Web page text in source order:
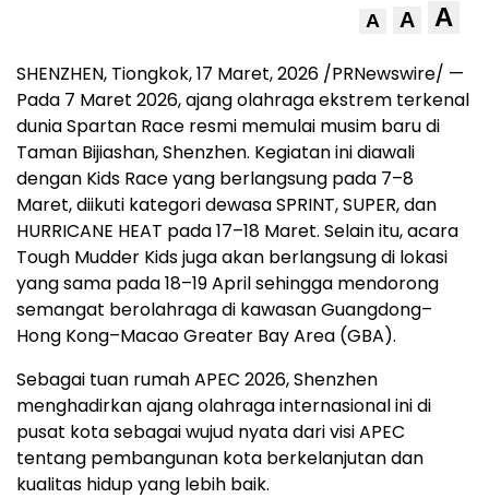
A A A
SHENZHEN, Tiongkok,17 Maret, 2026 /PRNewswire/ —
Pada 7 Maret 2026, ajang olahraga ekstrem terkenal
dunia Spartan Race resmi memulai musim baru di
Taman Bijiashan, Shenzhen. Kegiatan ini diawali
dengan Kids Race yang berlangsung pada 7–8
Maret, diikuti kategori dewasa SPRINT, SUPER, dan
HURRICANE HEAT pada 17–18 Maret. Selain itu, acara
Tough Mudder Kids juga akan berlangsung di lokasi
yang sama pada 18–19 April sehingga mendorong
semangat berolahraga di kawasan Guangdong–
Hong Kong–Macao Greater Bay Area (GBA).
Sebagai tuan rumah APEC 2026, Shenzhen
menghadirkan ajang olahraga internasional ini di
pusat kota sebagai wujud nyata dari visi APEC
tentang pembangunan kota berkelanjutan dan
kualitas hidup yang lebih baik.